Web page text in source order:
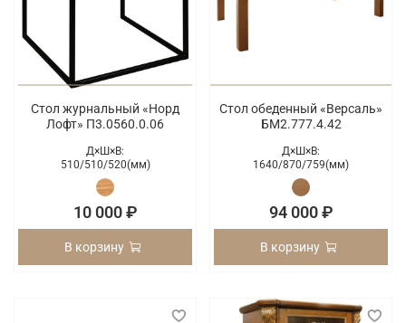
Стол журнальный «Норд
Лофт» П3.0560.0.06
Д×Ш×В:
510/510/520(мм)
10 000 ₽
В корзину
Стол обеденный «Версаль»
БМ2.777.4.42
Д×Ш×В:
1640/870/759(мм)
94 000 ₽
В корзину